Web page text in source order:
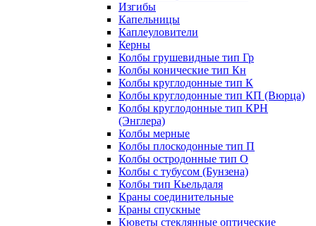
Изгибы
Капельницы
Каплеуловители
Керны
Колбы грушевидные тип Гр
Колбы конические тип Кн
Колбы круглодонные тип К
Колбы круглодонные тип КП (Вюрца)
Колбы круглодонные тип КРН
(Энглера)
Колбы мерные
Колбы плоскодонные тип П
Колбы остродонные тип О
Колбы с тубусом (Бунзена)
Колбы тип Кьельдаля
Краны соединительные
Краны спускные
Кюветы стеклянные оптические